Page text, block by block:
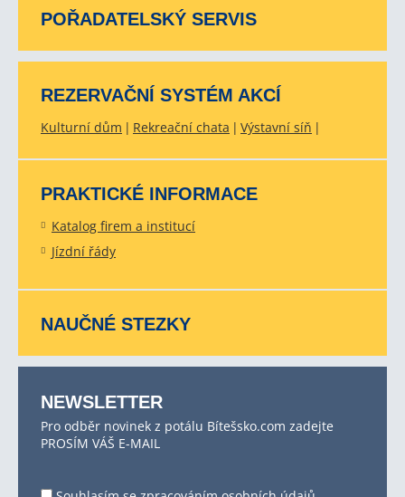
POŘADATELSKÝ SERVIS
REZERVAČNÍ SYSTÉM AKCÍ
Kulturní dům Rekreační chata Výstavní síň
PRAKTICKÉ INFORMACE
Katalog firem a institucí
Jízdní řády
NAUČNÉ STEZKY
NEWSLETTER
Pro odběr novinek z potálu Bítešsko.com zadejte
PROSÍM VÁŠ E-MAIL